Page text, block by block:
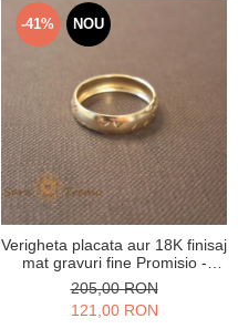
-41% NOU
Verigheta placata aur 18K finisaj
mat gravuri fine Promisio -
latime 4 mm
205,00 RON
121,00 RON